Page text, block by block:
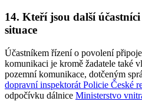
14. Kteří jsou další
situace
Účastníkem řízení o povolení
komunikaci je kromě žadatele také
pozemní komunikace, dotčeným
dopravní inspektorát Policie České
odpočívku dálnice Ministerstvo